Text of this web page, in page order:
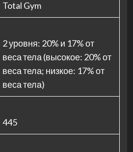
Total Gym
2 уровня: 20% и 17% от
веса тела (высокое: 20% от
веса тела; низкое: 17% от
веса тела)
445